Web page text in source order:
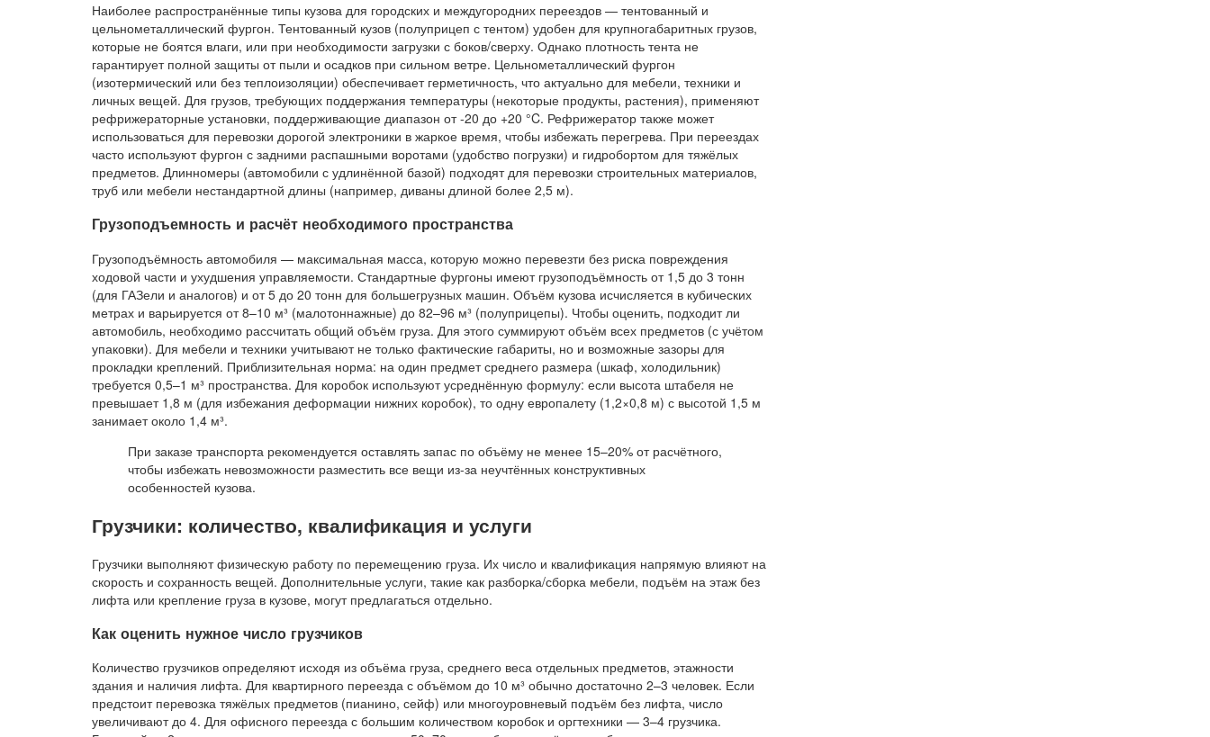
Наиболее распространённые типы кузова для городских и междугородних переездов — тентованный и
цельнометаллический фургон. Тентованный кузов (полуприцеп с тентом) удобен для крупногабаритных грузов,
которые не боятся влаги, или при необходимости загрузки с боков/сверху. Однако плотность тента не
гарантирует полной защиты от пыли и осадков при сильном ветре. Цельнометаллический фургон
(изотермический или без теплоизоляции) обеспечивает герметичность, что актуально для мебели, техники и
личных вещей. Для грузов, требующих поддержания температуры (некоторые продукты, растения), применяют
рефрижераторные установки, поддерживающие диапазон от -20 до +20 °C. Рефрижератор также может
использоваться для перевозки дорогой электроники в жаркое время, чтобы избежать перегрева. При переездах
часто используют фургон с задними распашными воротами (удобство погрузки) и гидробортом для тяжёлых
предметов. Длинномеры (автомобили с удлинённой базой) подходят для перевозки строительных материалов,
труб или мебели нестандартной длины (например, диваны длиной более 2,5 м).
Грузоподъемность и расчёт необходимого пространства
Грузоподъёмность автомобиля — максимальная масса, которую можно перевезти без риска повреждения
ходовой части и ухудшения управляемости. Стандартные фургоны имеют грузоподъёмность от 1,5 до 3 тонн
(для ГАЗели и аналогов) и от 5 до 20 тонн для большегрузных машин. Объём кузова исчисляется в кубических
метрах и варьируется от 8–10 м³ (малотоннажные) до 82–96 м³ (полуприцепы). Чтобы оценить, подходит ли
автомобиль, необходимо рассчитать общий объём груза. Для этого суммируют объём всех предметов (с учётом
упаковки). Для мебели и техники учитывают не только фактические габариты, но и возможные зазоры для
прокладки креплений. Приблизительная норма: на один предмет среднего размера (шкаф, холодильник)
требуется 0,5–1 м³ пространства. Для коробок используют усреднённую формулу: если высота штабеля не
превышает 1,8 м (для избежания деформации нижних коробок), то одну европалету (1,2×0,8 м) с высотой 1,5 м
занимает около 1,4 м³.
При заказе транспорта рекомендуется оставлять запас по объёму не менее 15–20% от расчётного,
чтобы избежать невозможности разместить все вещи из-за неучтённых конструктивных
особенностей кузова.
Грузчики: количество, квалификация и услуги
Грузчики выполняют физическую работу по перемещению груза. Их число и квалификация напрямую влияют на
скорость и сохранность вещей. Дополнительные услуги, такие как разборка/сборка мебели, подъём на этаж без
лифта или крепление груза в кузове, могут предлагаться отдельно.
Как оценить нужное число грузчиков
Количество грузчиков определяют исходя из объёма груза, среднего веса отдельных предметов, этажности
здания и наличия лифта. Для квартирного переезда с объёмом до 10 м³ обычно достаточно 2–3 человек. Если
предстоит перевозка тяжёлых предметов (пианино, сейф) или многоуровневый подъём без лифта, число
увеличивают до 4. Для офисного переезда с большим количеством коробок и оргтехники — 3–4 грузчика.